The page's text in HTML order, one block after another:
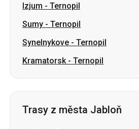
Kramatorsk-Ternopil
Trasy z města Jabloň
Jabloň-Zviahel
Jabloň -Kyjev